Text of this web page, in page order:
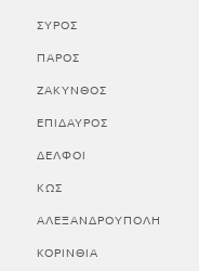
ΣΥΡΟΣ
ΠΑΡΟΣ
ΖΑΚΥΝΘΟΣ
ΕΠΙΔΑΥΡΟΣ
ΔΕΛΦΟΙ
ΚΩΣ
ΑΛΕΞΑΝΔΡΟΥΠΟΛΗ
ΚΟΡΙΝΘΊΑ